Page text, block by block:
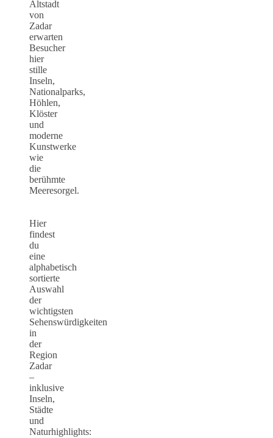
Altstadt
von
Zadar
erwarten
Besucher
hier
stille
Inseln,
Nationalparks,
Höhlen,
Klöster
und
moderne
Kunstwerke
wie
die
berühmte
Meeresorgel.
Hier
findest
du
eine
alphabetisch
sortierte
Auswahl
der
wichtigsten
Sehenswürdigkeiten
in
der
Region
Zadar
–
inklusive
Inseln,
Städte
und
Naturhighlights: